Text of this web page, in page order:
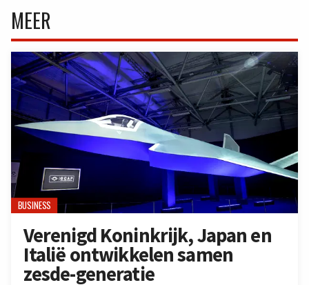
MEER
BUSINESS
Verenigd Koninkrijk, Japan en
Italië ontwikkelen samen
zesde-generatie